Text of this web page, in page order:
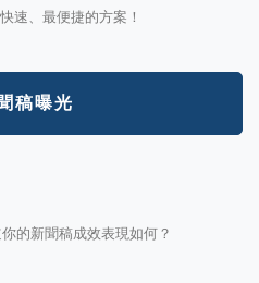
速、最便捷的方案！
稿曝光
的新聞稿成效表現如何？